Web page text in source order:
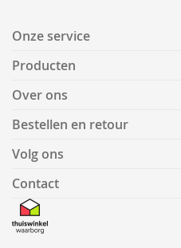
Onze service
Producten
Over ons
Bestellen en retour
Volg ons
Contact